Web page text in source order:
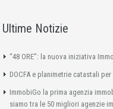
Ultime Notizie
“48 ORE”: la nuova iniziativa
DOCFA e planimetrie catastali
ImmobiGo la prima agenzia
siamo tra le 50 migliori agenzie